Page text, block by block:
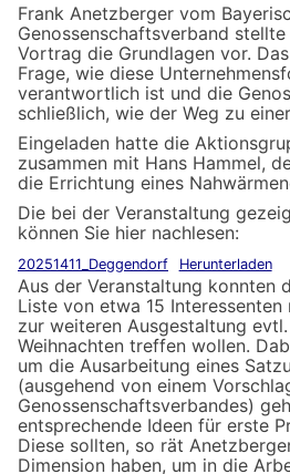
Frank Anetzberger vom
Genossenschaftsverband
Vortrag die Grundlagen vor.
Frage, wie diese
verantwortlich ist und die
schließlich, wie der Weg zu
Eingeladen hatte die
zusammen mit Hans Hammel,
die Errichtung eines
Die bei der Veranstaltung
können Sie hier nachlesen:
20251411_Deggendorf Herunterladen
Aus der Veranstaltung konnten
Liste von etwa 15
zur weiteren Ausgestaltung
Weihnachten treffen wollen.
um die Ausarbeitung eines
(ausgehend von einem
Genossenschaftsverbandes)
entsprechende Ideen für erste
Diese sollten, so rät
Dimension haben, um in die